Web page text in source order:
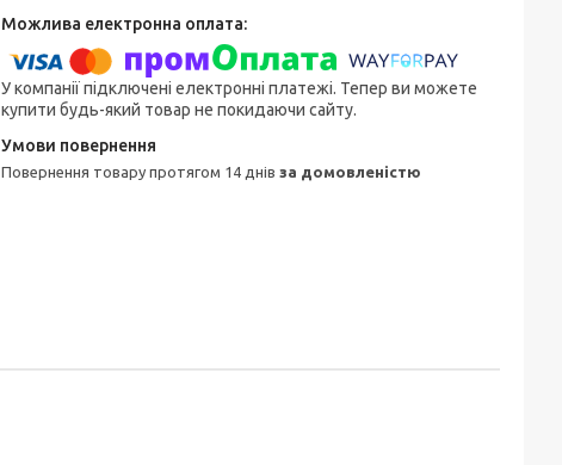
У компанії підключені електронні платежі. Тепер ви можете
купити будь-який товар не покидаючи сайту.
повернення товару протягом 14 днів за домовленістю